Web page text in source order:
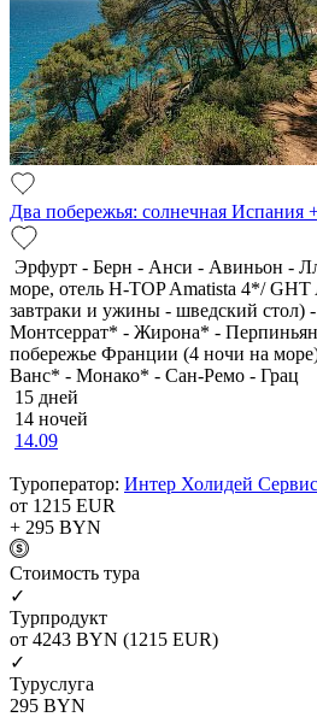
Два побережья: солнечная
Эрфурт - Берн - Анси - Авиньон -
море, отель H-TOP Amatista 4*/
завтраки и ужины - шведский стол)
Монтсеррат* - Жирона* -
побережье Франции (4 ночи на
Ванс* - Монако* - Сан-Ремо - Грац
15 дней
14 ночей
14.09
Туроператор: Интер Холидей Сервис
от 1215 EUR
+ 295 BYN
Cтоимость тура
✓
Турпродукт
от 4243 BYN (1215 EUR)
✓
Туруслуга
295 BYN